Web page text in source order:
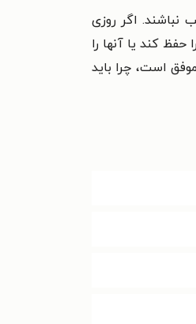
اگر روزی
کند یا آنها را
است، چرا باید